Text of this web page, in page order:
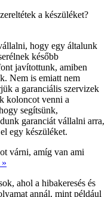
a készüléket?
hogy egy általunk
később
javítottunk, amiben
Nem is emiatt nem
a garanciális szervizek
koloncot venni a
segítsünk,
garanciát vállalni arra,
egy készüléket.
várni, amíg van ami
ahol a hibakeresés és
annál, mint például